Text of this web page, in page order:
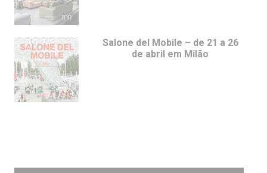
Salone del Mobile – de 21 a 26
de abril em Milão